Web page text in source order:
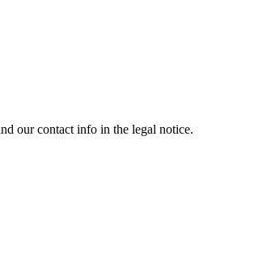
our contact info in the legal notice.